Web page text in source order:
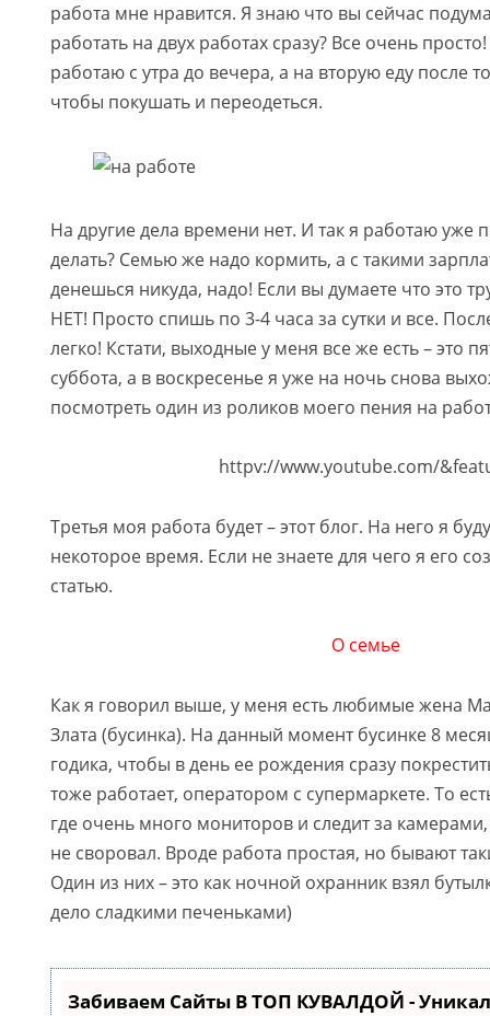
работа мне нравится. Я знаю что вы сейчас
работать на двух работах сразу? Все очень
работаю с утра до вечера, а на вторую еду после
чтобы покушать и переодеться.
На другие дела времени нет. И так я работаю уже
делать? Семью же надо кормить, а с такими
денешься никуда, надо! Если вы думаете что это
НЕТ! Просто спишь по 3-4 часа за сутки и все.
легко! Кстати, выходные у меня все же есть – это
суббота, а в воскресенье я уже на ночь снова
посмотреть один из роликов моего пения на
httpv://www.youtube.com/
Третья моя работа будет – этот блог. На него я
некоторое время. Если не знаете для чего я его
статью.
О семье
Как я говорил выше, у меня есть любимые жена
Злата (бусинка). На данный момент бусинке 8
годика, чтобы в день ее рождения сразу
тоже работает, оператором с супермаркете. То
где очень много мониторов и следит за
не своровал. Вроде работа простая, но бывают
Один из них – это как ночной охранник взял
дело сладкими печеньками)
Забиваем Сайты В ТОП КУВАЛДОЙ -